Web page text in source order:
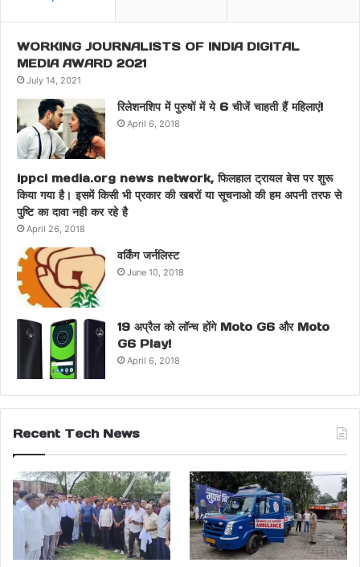
WORKING JOURNALISTS OF INDIA DIGITAL
MEDIA AWARD 2021
July 14, 2021
रिलेशनशिप में पुरुषों में ये 6 चीजें चाहती हैं महिलाएं!
April 6, 2018
ippci media.org news network, फिलहाल ट्रायल बेस पर शुरू
किया गया है। इसमें किसी भी प्रकार की खबरों या सूचनाओ की हम अपनी तरफ से
पुष्टि का दावा नही कर रहे है
April 26, 2018
वर्किंग जर्नलिस्ट
June 10, 2018
19 अप्रैल को लॉन्च होंगे Moto G6 और Moto
G6 Play!
April 6, 2018
Recent Tech News